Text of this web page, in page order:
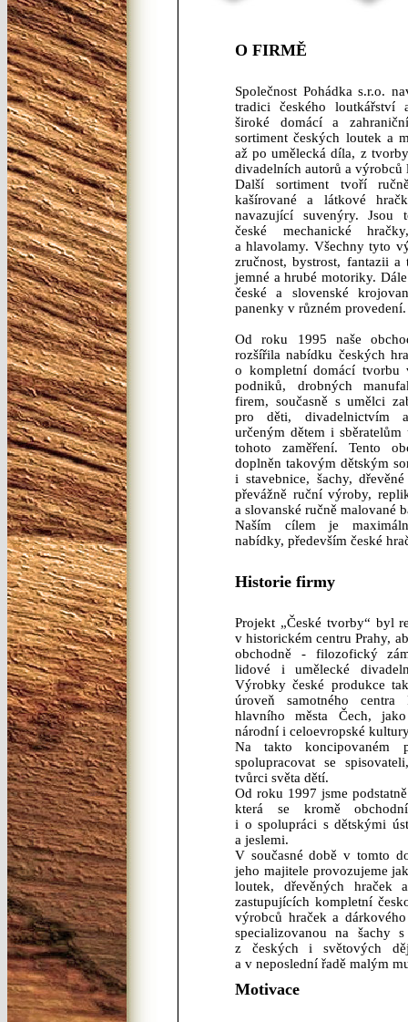
O FIRMĚ
Společnost Pohádka s.r.o.
tradici českého loutkářství
široké domácí a
sortiment českých loutek a
až po umělecká díla, z
divadelních autorů a výrobců
Další sortiment tvoří
kašírované a látkové
navazující suvenýry. Jsou
české mechanické
a hlavolamy. Všechny tyto
zručnost, bystrost, fantazii a
jemné a hrubé motoriky.
české a slovenské
panenky v různém provedení.
Od roku 1995 naše
rozšířila nabídku českých
o kompletní domácí tvorbu
podniků, drobných
firem, současně s umělci
pro děti, divadelnictvím
určeným dětem i sběratelům
tohoto zaměření. Tento
doplněn takovým dětským
i stavebnice, šachy,
převážně ruční výroby,
a slovanské ručně malované
Naším cílem je
nabídky, především české
Historie firmy
Projekt „České tvorby“ byl
v historickém centru Prahy,
obchodně - filozofický
lidové i umělecké
Výrobky české produkce
úroveň samotného
hlavního města Čech,
národní i celoevropské
Na takto koncipovaném
spolupracovat se
tvůrci světa dětí.
Od roku 1997 jsme
která se kromě
i o spolupráci s dětskými
a jeslemi.
V současné době v tomto
jeho majitele provozujeme
loutek, dřevěných hraček
zastupujících kompletní
výrobců hraček a
specializovanou na šachy
z českých i světových
a v neposlední řadě malým
Motivace